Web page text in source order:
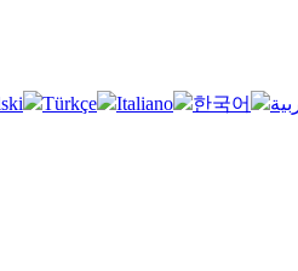
Türkçe Italiano 한국어